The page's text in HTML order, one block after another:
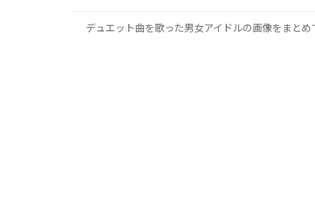
デュエット曲を歌った男女アイドルの画像をまとめ